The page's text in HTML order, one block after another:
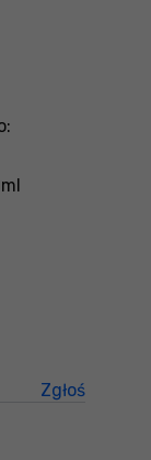
Zgłoś